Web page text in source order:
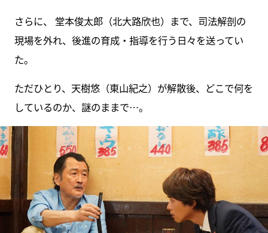
さらに、 堂本俊太郎（北大路欣也）まで、司法解剖の
現場を外れ、後進の育成・指導を行う日々を送ってい
た。
ただひとり、天樹悠（東山紀之）が解散後、どこで何を
しているのか、謎のままで…。